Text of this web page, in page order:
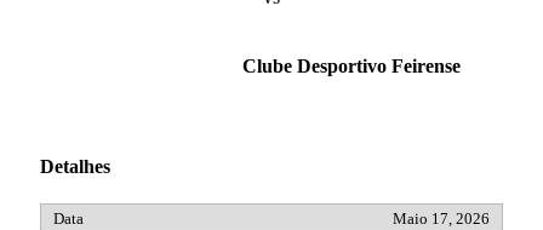
Clube Desportivo Feirense
Detalhes
Maio 17, 2026